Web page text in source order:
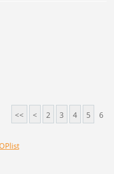
<< < 2 3 4 5 6